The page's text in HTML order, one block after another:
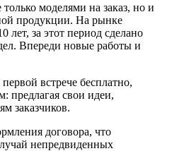
моделями на заказ, но и
продукции. На рынке
лет, за этот период сделано
Впереди новые работы и
встрече бесплатно,
предлагая свои идеи,
заказчиков.
договора, что
непредвиденных